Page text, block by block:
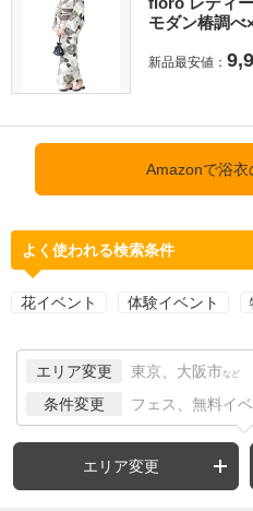
モダン椿調べ
新品最安値：
Amazonで浴衣
よく使われる検索条件
花イベント 体験イベント
エリア変更 東京、大阪市 など
条件変更 フェス、無料イ
エリア変更